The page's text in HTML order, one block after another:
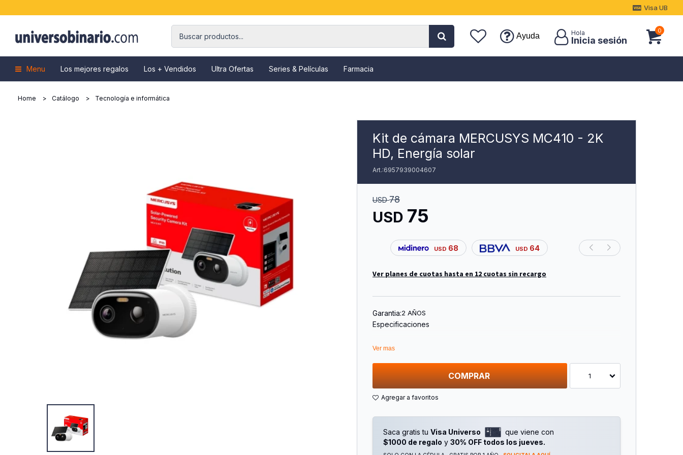
Menu Los mejores regalos Los + Vendidos Ultra Ofertas Series & Películas Farmacia
Ayuda
0
Visa UB
Home Catálogo Tecnología e informática
Kit de cámara MERCUSYS MC410 - 2K
HD, Energía solar
6957939004607
USD 75
USD 78
USD 68 USD 64
Ver planes de cuotas hasta en 12 cuotas sin recargo
Garantia:2 AÑOS
Especificaciones
Marca: Mercusys (By Tp-Link)
Tipo: Cámara Energía Solar
Sensor De Imagen: Sensor Cmos De Escaneo Progresivo De 1/3”
Campo De Visión: 114,8±3° (Diagonal), 98±2° (Horizontal), 53,4±2°
Contenido Del Paquete:
-Soporte Para Cámara × 1
-Panel Solar × 1
Ver mas
COMPRAR 1
Saca gratis tu Visa Universo
que viene con
$1000 de regalo y 30% OFF todos los jueves.